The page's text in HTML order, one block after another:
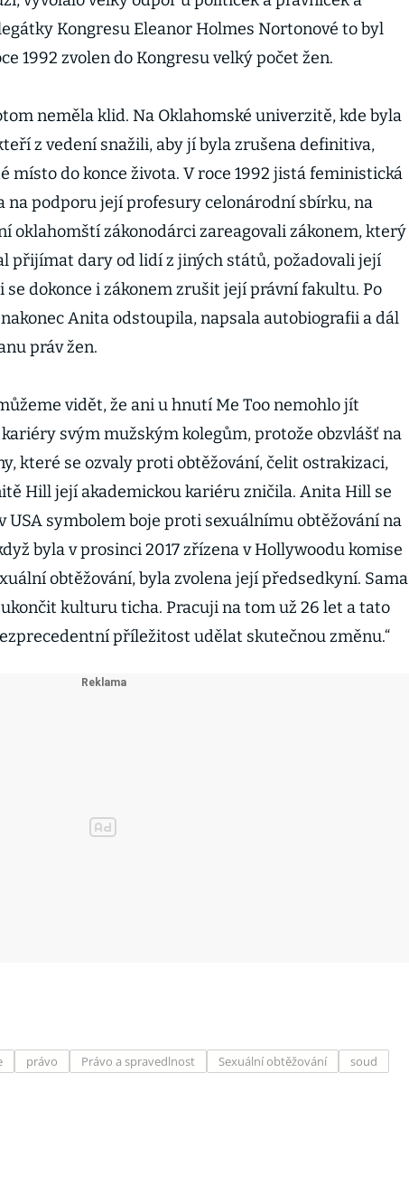
Kongresu Eleanor Holmes Nortonové to byl
1992 zvolen do Kongresu velký počet žen.
neměla klid. Na Oklahomské univerzitě, kde byla
z vedení snažili, aby jí byla zrušena definitiva,
místo do konce života. V roce 1992 jistá feministická
na podporu její profesury celonárodní sbírku, na
oklahomští zákonodárci zareagovali zákonem, který
přijímat dary od lidí z jiných států, požadovali její
se dokonce i zákonem zrušit její právní fakultu. Po
Anita odstoupila, napsala autobiografii a dál
práv žen.
vidět, že ani u hnutí Me Too nemohlo jít
svým mužským kolegům, protože obzvlášť na
které se ozvaly proti obtěžování, čelit ostrakizaci,
Hill její akademickou kariéru zničila. Anita Hill se
USA symbolem boje proti sexuálnímu obtěžování na
byla v prosinci 2017 zřízena v Hollywoodu komise
obtěžování, byla zvolena její předsedkyní. Sama
ukončit kulturu ticha. Pracuji na tom už 26 let a tato
příležitost udělat skutečnou změnu.“
právo Právo a spravedlnost Sexuální obtěžování
soud